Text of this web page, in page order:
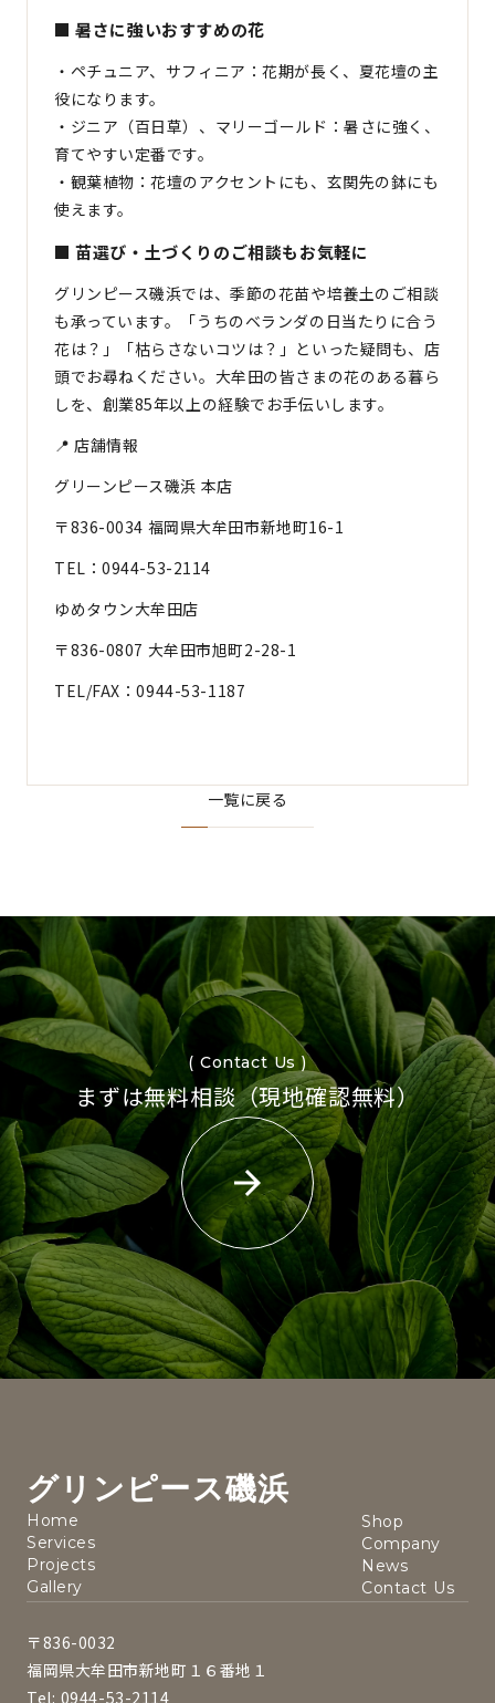
■ 暑さに強いおすすめの花
・ペチュニア、サフィニア：花期が長く、夏花壇の主
役になります。
・ジニア（百日草）、マリーゴールド：暑さに強く、
育てやすい定番です。
・観葉植物：花壇のアクセントにも、玄関先の鉢にも
使えます。
■ 苗選び・土づくりのご相談もお気軽に
グリンピース磯浜では、季節の花苗や培養土のご相談
も承っています。「うちのベランダの日当たりに合う
花は？」「枯らさないコツは？」といった疑問も、店
頭でお尋ねください。大牟田の皆さまの花のある暮ら
しを、創業85年以上の経験でお手伝いします。
📍 店舗情報
グリーンピース磯浜 本店
〒836-0034 福岡県大牟田市新地町16-1
TEL：0944-53-2114
ゆめタウン大牟田店
〒836-0807 大牟田市旭町2-28-1
TEL/FAX：0944-53-1187
一覧に戻る
( Contact Us )
まずは無料相談（現地確認無料）
arrow_forward
グリンピース磯浜
Home
Services
Projects
Gallery
Shop
Company
News
Contact Us
〒836-0032
福岡県大牟田市新地町１６番地１
Tel: 0944-53-2114